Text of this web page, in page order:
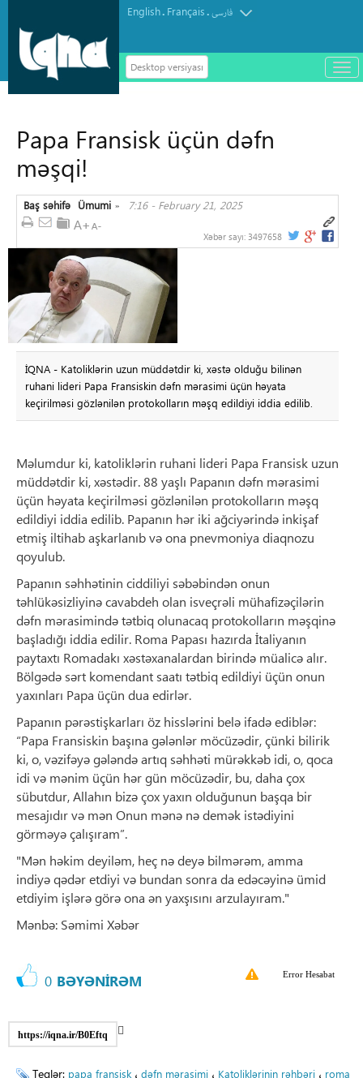
English. Français.فارسی
Desktop versiyası
باز
و
Papa Fransisk üçün dəfn
məşqi!
Baş səhifə »
Ümumi 7:16 - February 21, 2025
Xəbər sayı: 3497658
İQNA - Katoliklərin uzun müddətdir ki, xəstə olduğu bilinən
ruhani lideri Papa Fransiskin dəfn mərasimi üçün həyata
keçirilməsi gözlənilən protokolların məşq edildiyi iddia edilib.
Məlumdur ki, katoliklərin ruhani lideri Papa Fransisk uzun
müddətdir ki, xəstədir. 88 yaşlı Papanın dəfn mərasimi
üçün həyata keçirilməsi gözlənilən protokolların məşq
edildiyi iddia edilib. Papanın hər iki ağciyərində inkişaf
etmiş iltihab aşkarlanıb və ona pnevmoniya diaqnozu
qoyulub.
Papanın səhhətinin ciddiliyi səbəbindən onun
təhlükəsizliyinə cavabdeh olan isveçrəli mühafizəçilərin
dəfn mərasimində tətbiq olunacaq protokolların məşqinə
başladığı iddia edilir. Roma Papası hazırda İtaliyanın
paytaxtı Romadakı xəstəxanalardan birində müalicə alır.
Bölgədə sərt komendant saatı tətbiq edildiyi üçün onun
yaxınları Papa üçün dua edirlər.
Papanın pərəstişkarları öz hisslərini belə ifadə ediblər:
“Papa Fransiskin başına gələnlər möcüzədir, çünki bilirik
ki, o, vəzifəyə gələndə artıq səhhəti mürəkkəb idi, o, qoca
idi və mənim üçün hər gün möcüzədir, bu, daha çox
sübutdur, Allahın bizə çox yaxın olduğunun başqa bir
mesajıdır və mən Onun mənə nə demək istədiyini
görməyə çalışıram”.
"Mən həkim deyiləm, heç nə deyə bilmərəm, amma
indiyə qədər etdiyi və bundan sonra da edəcəyinə ümid
etdiyim işlərə görə ona ən yaxşısını arzulayıram."
Mənbə: Səmimi Xəbər
0 BƏYƏNİRƏM Error Hesabat
https://iqna.ir/B0Eftq
Teqlər: papa fransisk، dəfn mərasimi ، Katoliklərinin rəhbəri ، roma